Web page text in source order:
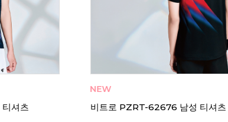
비트로 PT-72644 여성 티셔츠 긴팔